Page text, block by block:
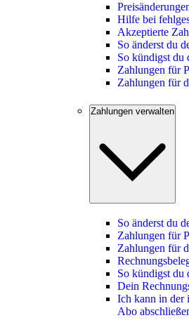
Hilfe bei
Akzeptierte
So änderst du
So kündigst du
Zahlungen für
Zahlungen für
Zahlungen verwalten
So änderst du
Zahlungen für
Zahlungen für
So kündigst du
Dein
Ich kann in der
Abo